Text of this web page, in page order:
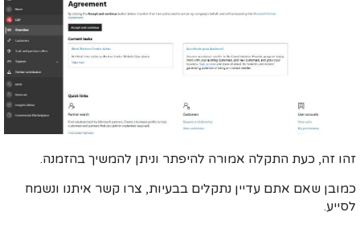
זהו זה, כעת התקלה אמורה להיפתר וניתן להמשיך בהזמנה.
כמובן שאם אתם עדיין נתקלים בבעיות, צרו קשר איתנו ונשמח
לסייע.